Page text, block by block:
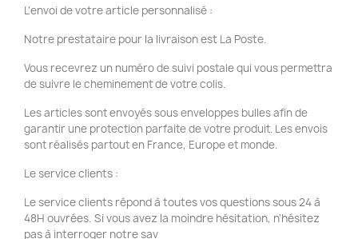
L'envoi de votre article personnalisé :
Notre prestataire pour la livraison est La Poste.
Vous recevrez un numéro de suivi postale qui vous permettra
de suivre le cheminement de votre colis.
Les articles sont envoyés sous enveloppes bulles afin de
garantir une protection parfaite de votre produit. Les envois
sont réalisés partout en France, Europe et monde.
Le service clients :
Le service clients répond à toutes vos questions sous 24 à
48H ouvrées. Si vous avez la moindre hésitation, n'hésitez
pas à interroger notre sav